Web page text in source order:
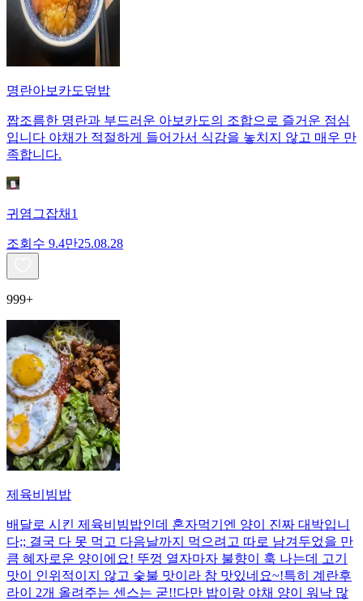
명란아보카도덮밥
짭조름한 명란과 부드러운 아보카도의 조합으로 즐거운 점심
입니다 야채가 적절하게 들어가서 식감을 놓치지 않고 매우 만
족합니다.
귀염그잡채1
조회수 9.4만25.08.28
999+
제육비빔밥
배달로 시킨 제육비빔밥인데 혼자먹기엔 양이 진짜 대박입니
다;; 결국 다 못 먹고 다음날까지 먹으려고 따로 남겨두었을 만
큼 혜자로운 양이에요! 뚜껑 열자마자 불향이 훅 나는데 고기
맛이 인위적이지 않고 숯불 맛이라 참 맛있네요~!특히 계란후
라이 2개 올려주는 센스는 굳!! ​다만 밥이랑 야채 양이 워낙 많